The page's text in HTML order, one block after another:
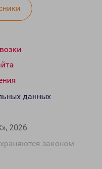
2026
законом
данных